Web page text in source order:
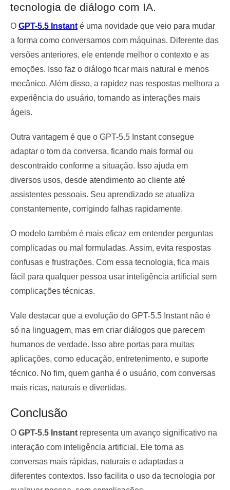
tecnologia de diálogo com IA.
O GPT-5.5 Instant é uma novidade que veio para mudar
a forma como conversamos com máquinas. Diferente das
versões anteriores, ele entende melhor o contexto e as
emoções. Isso faz o diálogo ficar mais natural e menos
mecânico. Além disso, a rapidez nas respostas melhora a
experiência do usuário, tornando as interações mais
ágeis.
Outra vantagem é que o GPT-5.5 Instant consegue
adaptar o tom da conversa, ficando mais formal ou
descontraído conforme a situação. Isso ajuda em
diversos usos, desde atendimento ao cliente até
assistentes pessoais. Seu aprendizado se atualiza
constantemente, corrigindo falhas rapidamente.
O modelo também é mais eficaz em entender perguntas
complicadas ou mal formuladas. Assim, evita respostas
confusas e frustrações. Com essa tecnologia, fica mais
fácil para qualquer pessoa usar inteligência artificial sem
complicações técnicas.
Vale destacar que a evolução do GPT-5.5 Instant não é
só na linguagem, mas em criar diálogos que parecem
humanos de verdade. Isso abre portas para muitas
aplicações, como educação, entretenimento, e suporte
técnico. No fim, quem ganha é o usuário, com conversas
mais ricas, naturais e divertidas.
Conclusão
O GPT-5.5 Instant representa um avanço significativo na
interação com inteligência artificial. Ele torna as
conversas mais rápidas, naturais e adaptadas a
diferentes contextos. Isso facilita o uso da tecnologia por